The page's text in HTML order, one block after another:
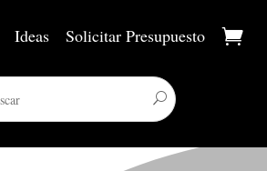
Ideas Solicitar Presupuesto